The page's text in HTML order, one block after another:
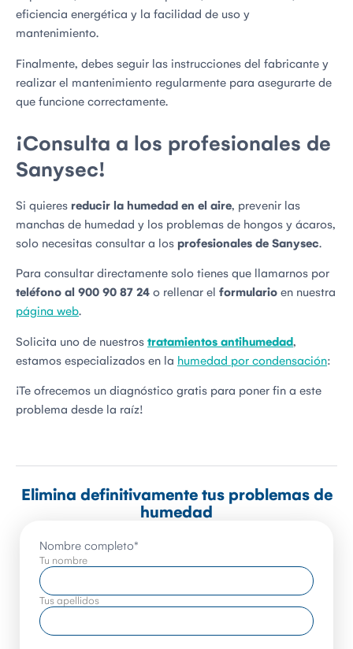
eficiencia energética y la facilidad de uso y
mantenimiento.
Finalmente, debes seguir las instrucciones del fabricante y
realizar el mantenimiento regularmente para asegurarte de
que funcione correctamente.
¡Consulta a los profesionales de
Sanysec!
Si quieres reducir la humedad en el aire, prevenir las
manchas de humedad y los problemas de hongos y ácaros,
solo necesitas consultar a los profesionales de Sanysec.
Para consultar directamente solo tienes que llamarnos por
teléfono al 900 90 87 24 o rellenar el formulario en nuestra
página web.
Solicita uno de nuestros tratamientos antihumedad,
estamos especializados en la humedad por condensación:
¡Te ofrecemos un diagnóstico gratis para poner fin a este
problema desde la raíz!
Elimina definitivamente tus problemas de
humedad
Nombre completo*
Tu nombre
Tus apellidos